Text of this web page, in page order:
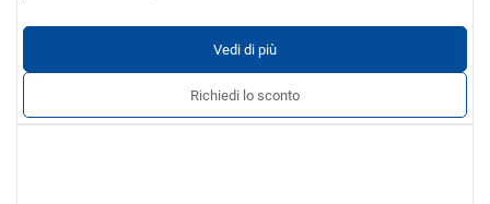
Vedi di più
Richiedi lo sconto